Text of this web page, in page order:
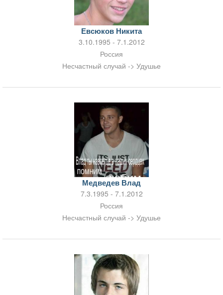
Евсюков Никита
3.10.1995 - 7.1.2012
Россия
Несчастный случай -> Удушье
Медведев Влад
7.3.1995 - 7.1.2012
Россия
Несчастный случай -> Удушье